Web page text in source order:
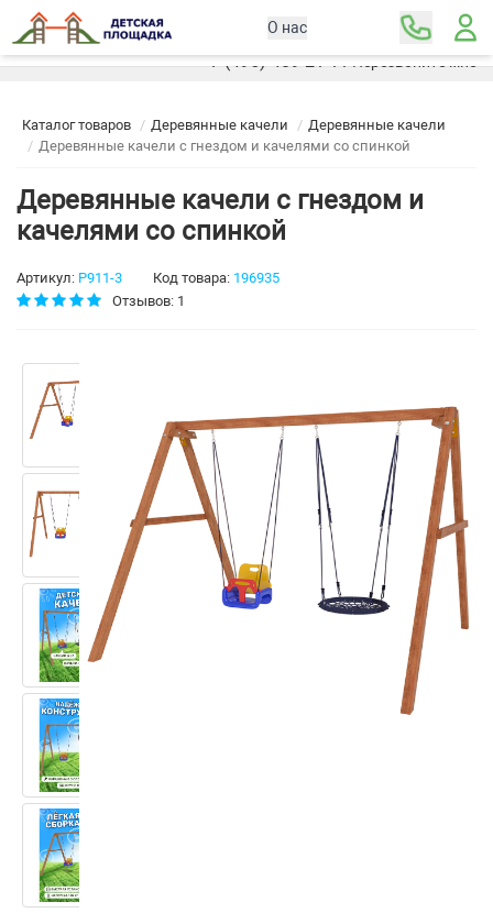
О нас
Москва
+7 (495) 489-21-11Перезвоните мне
Каталог товаров Деревянные качели
Деревянные качели
Деревянные качели с гнездом и качелями со спинкой
Деревянные качели с гнездом и
качелями со спинкой
Артикул: Р911-3 Код товара: 196935
Отзывов: 1